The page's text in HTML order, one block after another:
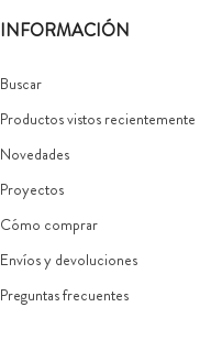
INFORMACIÓN
Buscar
Productos vistos recientemente
Novedades
Proyectos
Cómo comprar
Envíos y devoluciones
Preguntas frecuentes